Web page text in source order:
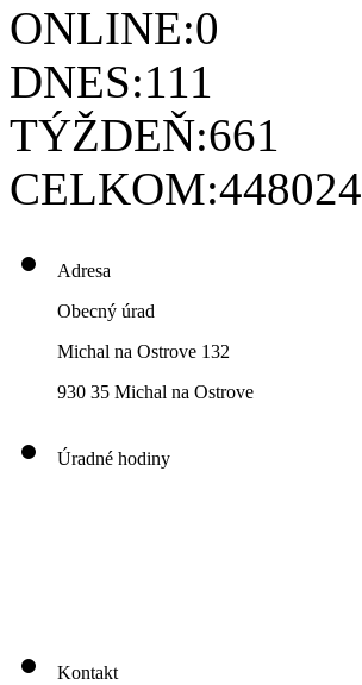
ONLINE:0
DNES:111
TÝŽDEŇ:661
CELKOM:448024
Adresa
Obecný úrad
Michal na Ostrove 132
930 35 Michal na Ostrove
Úradné hodiny
Kontakt